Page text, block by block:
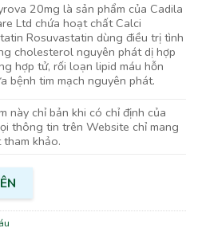
20mg là sản phẩm của Cadila
Ltd chứa hoạt chất Calci
Rosuvastatin dùng điều trị tình
cholesterol nguyên phát dị hợp
hợp tử, rối loạn lipid máu hỗn
bệnh tim mạch nguyên phát.
này chỉ bản khi có chỉ định của
thông tin trên Website chỉ mang
khảo.